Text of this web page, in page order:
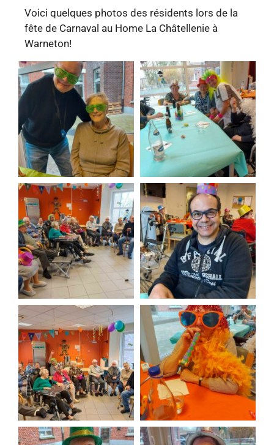
Voici quelques photos des résidents lors de la
fête de Carnaval au Home La Châtellenie à
Warneton!